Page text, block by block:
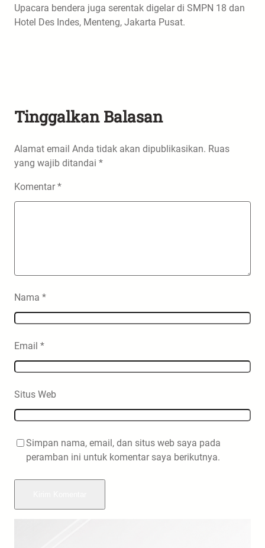
Upacara bendera juga serentak digelar di SMPN 18 dan
Hotel Des Indes, Menteng, Jakarta Pusat.
Tinggalkan Balasan
Alamat email Anda tidak akan dipublikasikan. Ruas
yang wajib ditandai *
Komentar*
Nama *
Email *
Situs Web
Simpan nama, email, dan situs web saya pada
peramban ini untuk komentar saya berikutnya.